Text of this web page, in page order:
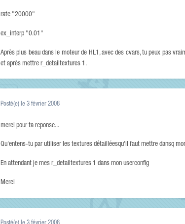
rate "20000"
ex_interp "0.01"
Après plus beau dans le moteur de HL1, avec des cvars, tu peux pas
et après mettre r_detailtextures 1.
Posté(e) le 3 février 2008
merci pour ta reponse...
Qu'entens-tu par utiliser les textures détailléesqu'il faut mettre dansq
En attendant je mes r_detailtextures 1 dans mon userconfig
Merci